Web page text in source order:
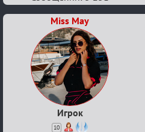
Miss May
Игрок
10